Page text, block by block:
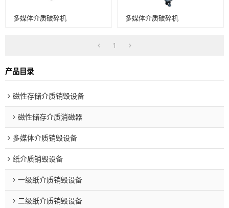
多媒体介质破碎机 多媒体介质破碎机
1
产品目录
磁性存储介质销毁设备
磁性储存介质消磁器
多媒体介质销毁设备
纸介质销毁设备
一级纸介质销毁设备
二级纸介质销毁设备